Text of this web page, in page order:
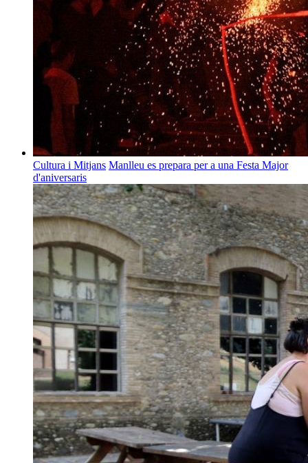
Cultura i Mitjans Manlleu es prepara per a una Festa Major
d'aniversaris